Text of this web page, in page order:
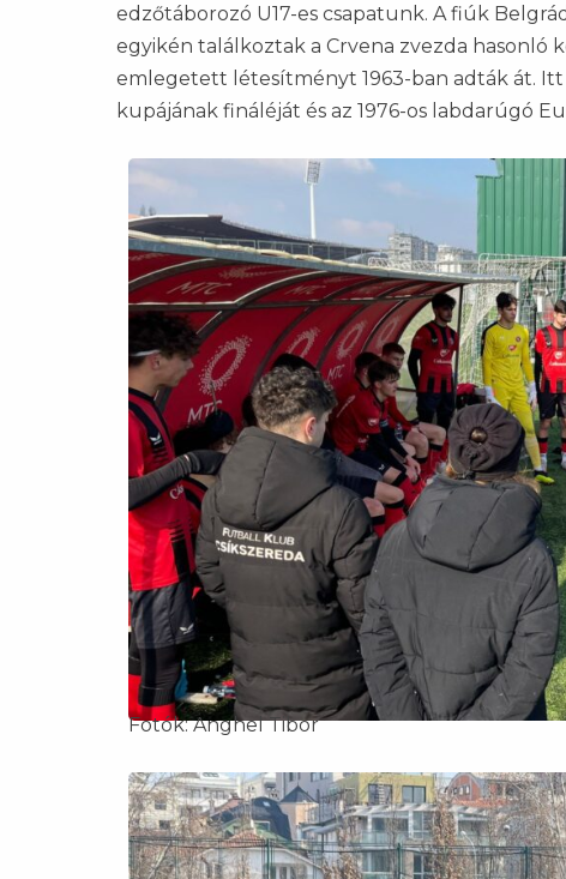
edzőtáborozó U17-es csapatunk. A fiúk
egyikén találkoztak a Crvena zvezda hasonló
emlegetett létesítményt 1963-ban adták át. Itt
kupájának fináléját és az 1976-os labdarúgó
Fotók: Anghel Tibor